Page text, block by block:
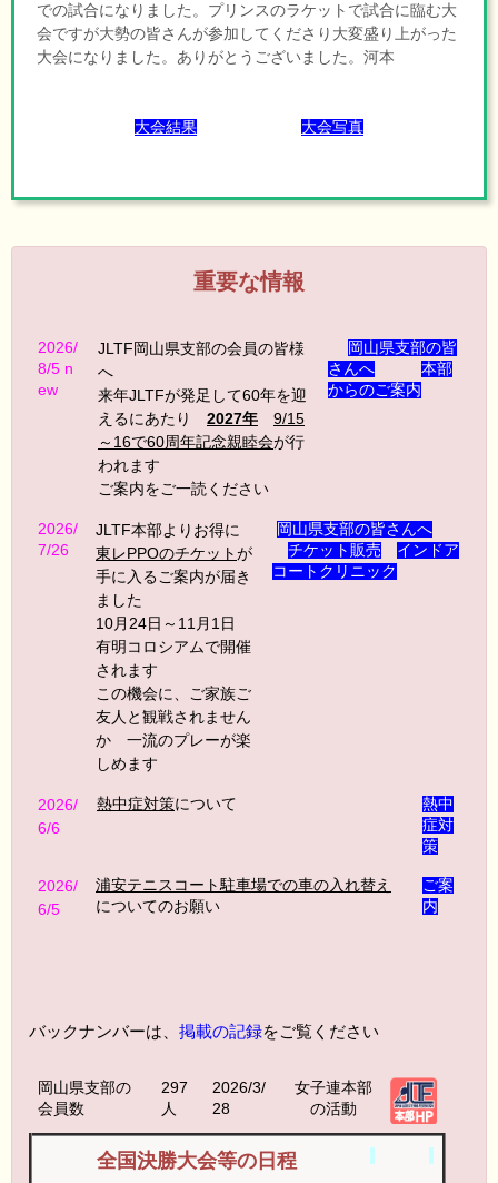
での試合になりました。プリンスのラケットで試合に臨む大
会ですが大勢の皆さんが参加してくださり大変盛り上がった
大会になりました。ありがとうございました。河本
大会結果 大会写真
重要な情報
2026/
8/5 n
ew
JLTF岡山県支部の会員の皆様
へ
来年JLTFが発足して60年を迎
えるにあたり 2027年
9/15
～16で60周年記念親睦会が行
われます
ご案内をご一読ください
岡山県支部の皆
さんへ
本部
からのご案内
2026/
7/26
JLTF本部よりお得に
東レPPOのチケット が
手に入るご案内が届き
ました
10月24日～11月1日
有明コロシアムで開催
されます
この機会に、ご家族ご
友人と観戦されません
か 一流のプレーが楽
しめます
岡山県支部の皆さんへ
チケット 販売
インドア
コートクリニック
2026/
6/6
熱中症対策について
熱中
症対
策
2026/
6/5
浦安テニスコート駐車場での車の入れ替え
についてのお願い
ご案
内
バックナンバーは、 掲載の記録をご覧ください
岡山県支部の
会員数
297
人
2026/3/
28
女子連本部
の活動
全国決勝大会等の日程